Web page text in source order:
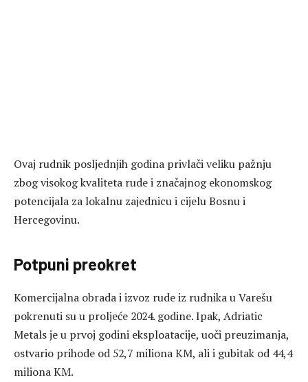
Ovaj rudnik posljednjih godina privlači veliku pažnju
zbog visokog kvaliteta rude i značajnog ekonomskog
potencijala za lokalnu zajednicu i cijelu Bosnu i
Hercegovinu.
Potpuni preokret
Komercijalna obrada i izvoz rude iz rudnika u Varešu
pokrenuti su u proljeće 2024. godine. Ipak, Adriatic
Metals je u prvoj godini eksploatacije, uoči preuzimanja,
ostvario prihode od 52,7 miliona KM, ali i gubitak od 44,4
miliona KM.